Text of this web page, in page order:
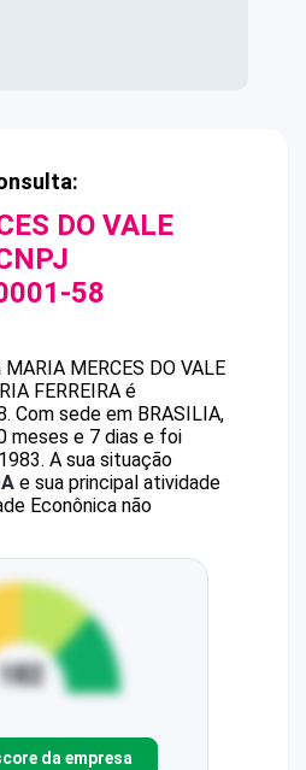
DO VALE
58
MARIA MERCES DO VALE
FERREIRA é
. Com sede em BRASILIA,
meses e 7 dias e foi
A sua situação
e sua principal atividade
Econônica não
da empresa